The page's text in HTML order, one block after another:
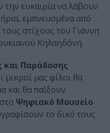
την ευκαιρία να λάβουν
εμπνευσμένα από
στίχους του Γιάννη
Κηλαηδόνη.
και Παράδοσης
μικροί μας φίλοι θα
και θα παίξουν
Ψηφιακό Μουσείο
το δικό τους